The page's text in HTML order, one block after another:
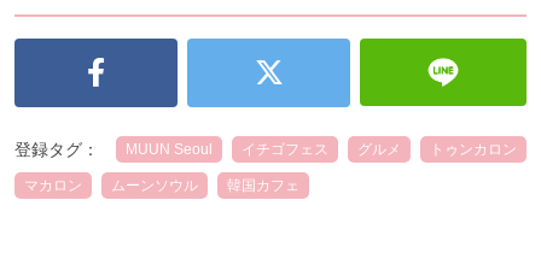
登録タグ： MUUN Seoul イチゴフェス グルメ トゥンカロン
マカロン ムーンソウル 韓国カフェ